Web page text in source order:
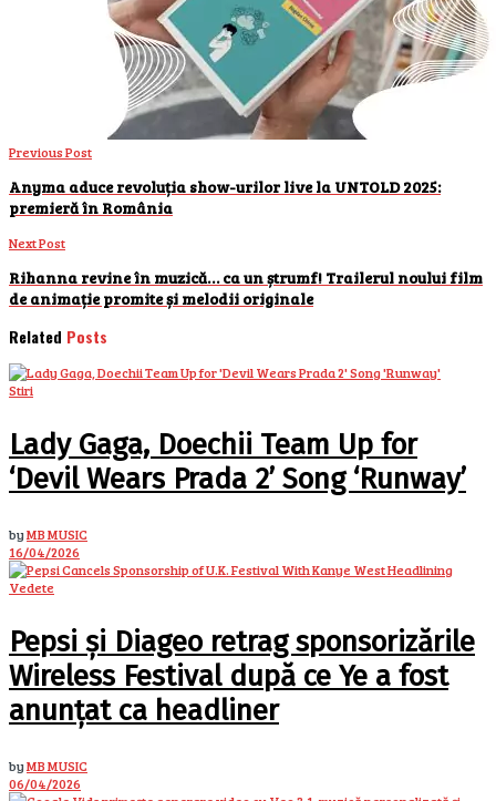
Previous Post
Anyma aduce revoluția show-urilor live la UNTOLD 2025:
premieră în România
Next Post
Rihanna revine în muzică… ca un ștrumf! Trailerul noului film
de animație promite și melodii originale
Related Posts
Stiri
Lady Gaga, Doechii Team Up for
‘Devil Wears Prada 2’ Song ‘Runway’
byMB MUSIC
16/04/2026
Vedete
Pepsi și Diageo retrag sponsorizările
Wireless Festival după ce Ye a fost
anunțat ca headliner
byMB MUSIC
06/04/2026